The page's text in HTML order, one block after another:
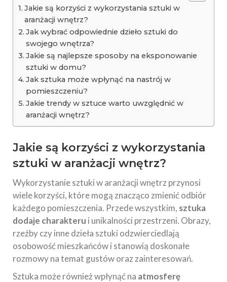
Jakie są korzyści z wykorzystania sztuki w
aranżacji wnętrz?
Jak wybrać odpowiednie dzieło sztuki do
swojego wnętrza?
Jakie są najlepsze sposoby na eksponowanie
sztuki w domu?
Jak sztuka może wpłynąć na nastrój w
pomieszczeniu?
Jakie trendy w sztuce warto uwzględnić w
aranżacji wnętrz?
Jakie są korzyści z wykorzystania
sztuki w aranżacji wnętrz?
Wykorzystanie sztuki w aranżacji wnętrz przynosi
wiele korzyści, które mogą znacząco zmienić odbiór
każdego pomieszczenia. Przede wszystkim, sztuka
dodaje charakteru i unikalności przestrzeni. Obrazy,
rzeźby czy inne dzieła sztuki odzwierciedlają
osobowość mieszkańców i stanowią doskonałe
rozmowy na temat gustów oraz zainteresowań.
Sztuka może również wpłynąć na atmosferę